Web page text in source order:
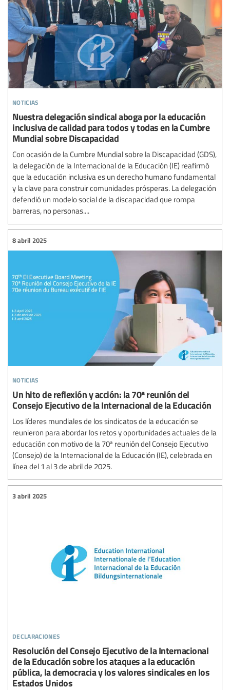
noticias
Nuestra delegación sindical aboga por la educación
inclusiva de calidad para todos y todas en la Cumbre
Mundial sobre Discapacidad
Con ocasión de la Cumbre Mundial sobre la Discapacidad (GDS),
la delegación de la Internacional de la Educación (IE) reafirmó
que la educación inclusiva es un derecho humano fundamental
y la clave para construir comunidades prósperas. La delegación
defendió un modelo social de la discapacidad que rompa
barreras, no personas....
noticias
8 abril 2025
Un hito de reflexión y acción: la 70ª reunión del
Consejo Ejecutivo de la Internacional de la Educación
Los líderes mundiales de los sindicatos de la educación se
reunieron para abordar los retos y oportunidades actuales de la
educación con motivo de la 70ª reunión del Consejo Ejecutivo
(Consejo) de la Internacional de la Educación (IE), celebrada en
línea del 1 al 3 de abril de 2025.
declaraciones
3 abril 2025
Resolución del Consejo Ejecutivo de la Internacional
de la Educación sobre los ataques a la educación
pública, la democracia y los valores sindicales en los
Estados Unidos